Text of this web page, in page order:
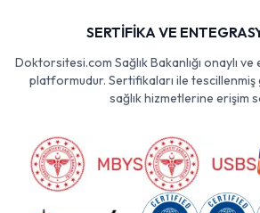
SERTİFİKA VE
Doktorsitesi.com Sağlık Bakanlığı onaylı
platformudur. Sertifikaları ile tescillenmiş
sağlık hizmetlerine erişim